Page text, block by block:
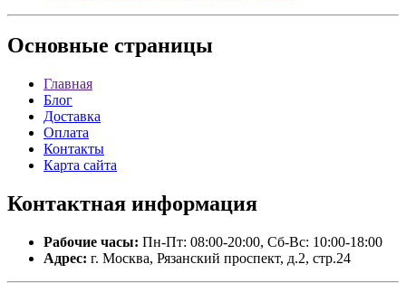
Основные страницы
Главная
Блог
Доставка
Оплата
Контакты
Карта сайта
Контактная информация
Рабочие часы: Пн-Пт: 08:00-20:00, Сб-Вс: 10:00-18:00
Адрес: г. Москва, Рязанский проспект, д.2, стр.24